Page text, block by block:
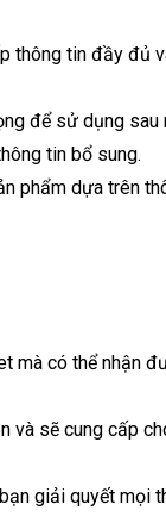
thông tin đầy đủ
để sử dụng sau
tin bổ sung.
phẩm dựa trên
mà có thể nhận
và sẽ cung cấp
giải quyết mọi